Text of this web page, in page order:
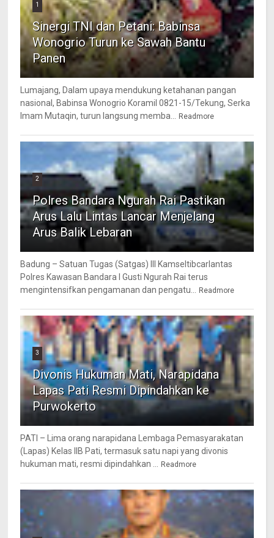
1
Sinergi TNI dan Petani: Babinsa
Wonogrio Turun ke Sawah Bantu
Panen
Lumajang, Dalam upaya mendukung ketahanan pangan
nasional, Babinsa Wonogrio Koramil 0821-15/Tekung, Serka
Imam Mutaqin, turun langsung memba...
Readmore
2
Polres Bandara Ngurah Rai Pastikan
Arus Lalu Lintas Lancar Menjelang
Arus Balik Lebaran
Badung – Satuan Tugas (Satgas) III Kamseltibcarlantas
Polres Kawasan Bandara I Gusti Ngurah Rai terus
mengintensifkan pengamanan dan pengatu...
Readmore
3
Divonis Hukuman Mati, Narapidana
Lapas Pati Resmi Dipindahkan ke
Purwokerto
PATI – Lima orang narapidana Lembaga Pemasyarakatan
(Lapas) Kelas IIB Pati, termasuk satu napi yang divonis
hukuman mati, resmi dipindahkan ...
Readmore